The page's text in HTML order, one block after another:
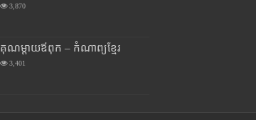
3,870
គុណម្តាយឪពុក – កំណាព្យខ្មែរ
3,401